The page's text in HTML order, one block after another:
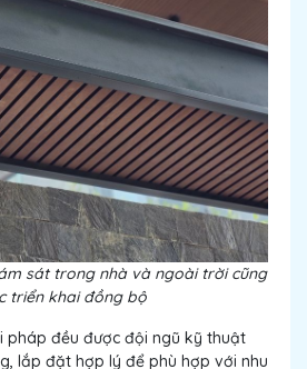
sát trong nhà và ngoài trời cũng
triển khai đồng bộ
pháp đều được đội ngũ kỹ thuật
lắp đặt hợp lý để phù hợp với nhu